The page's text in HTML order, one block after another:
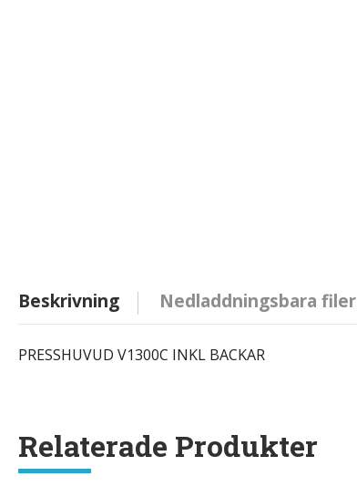
Beskrivning Nedladdningsbara filer
PRESSHUVUD V1300C INKL BACKAR
Relaterade Produkter